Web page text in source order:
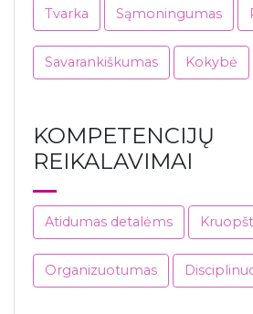
Tvarka Sąmoningumas
Savarankiškumas Kokybė
KOMPETENCIJŲ
REIKALAVIMAI
Atidumas detalėms
Organizuotumas